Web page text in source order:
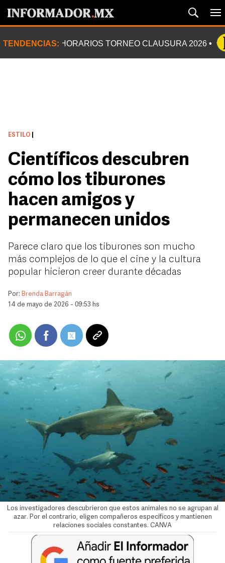
TENDENCIAS: HORARIOS TORNEO CLAUSURA 2026
ESTILO
Científicos descubren
cómo los tiburones
hacen amigos y
permanecen unidos
Parece claro que los tiburones son mucho
más complejos de lo que el cine y la cultura
popular hicieron creer durante décadas
Por: Brenda Barragán
14 de mayo de 2026 - 09:53 hs
Los investigadores descubrieron que estos animales no se agrupan al
azar. Por el contrario, eligen compañeros específicos y mantienen
relaciones sociales constantes. CANVA